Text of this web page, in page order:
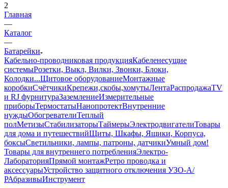
2
Главная
—
Каталог
—
Батарейки
Кабельно-проводниковая продукцияКабеленесущие
системыРозетки, Выкл, Вилки, Звонки, Блоки,
Колодки...Щитовое оборудованиеМонтажные
коробкиСчётчикиКрепежи,скобы,хомутыЛентаРаспродажаTV
и RJ фурнитураЗаземлениеИзмерительные
приборыТермостатыНанопротектВнутренние
нуждыОбогревателиТеплый
полМетизыСтабилизаторыТаймерыЭлектродвигателиТовары
для дома и путешествийЩиты, Шкафы, Ящики, Корпуса,
боксыСветильники, лампы, патроны, датчикиУмный дом!
Товары для внутреннего потребленияЭлектро-
ЛабораторияПрямой монтажРетро проводка и
аксессуарыУстройство защитного отключения УЗО-А/
РАбразивыИнструмент